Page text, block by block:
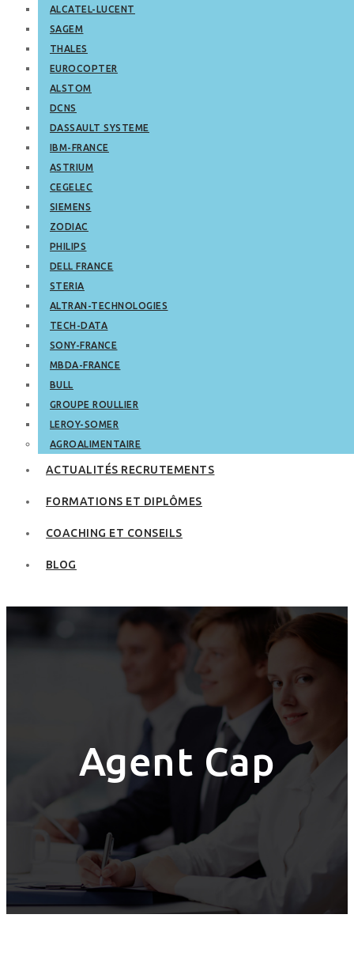
ALCATEL-LUCENT
SAGEM
THALES
EUROCOPTER
ALSTOM
DCNS
DASSAULT SYSTEME
IBM-FRANCE
ASTRIUM
CEGELEC
SIEMENS
ZODIAC
PHILIPS
DELL FRANCE
STERIA
ALTRAN-TECHNOLOGIES
TECH-DATA
SONY-FRANCE
MBDA-FRANCE
BULL
GROUPE ROULLIER
LEROY-SOMER
AGROALIMENTAIRE
ACTUALITÉS RECRUTEMENTS
FORMATIONS ET DIPLÔMES
COACHING ET CONSEILS
BLOG
Agent Cap